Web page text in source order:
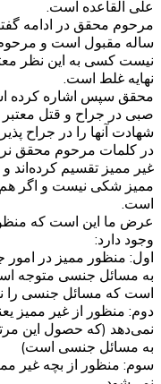
علی القاعده است.
مرحوم محقق در ادامه
ساله مقبول است و
نیست کسی به این نظر
نهایه غلط است.
محقق سپس اشاره کرده
صبی در جراح و قتل
شهادت آنها را در جراح
در کلمات مرحوم محقق
غیر ممیز تقسیم کرده‌اند
ممیز شکی نیست و اگر
است.
عرض ما این است که
وجود دارد:
اول: منظور ممیز در
به مسائل جنسی متوجه
است که مسائل جنسی را
دوم: منظور از غیر
نمی‌دهد (که حصول این
به مسائل جنسی است)
سوم: منظور از بچه غیر